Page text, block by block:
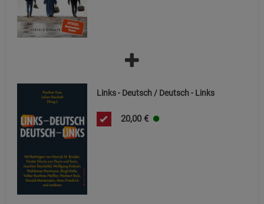
Links - Deutsch / Deutsch - Links
20,00 €